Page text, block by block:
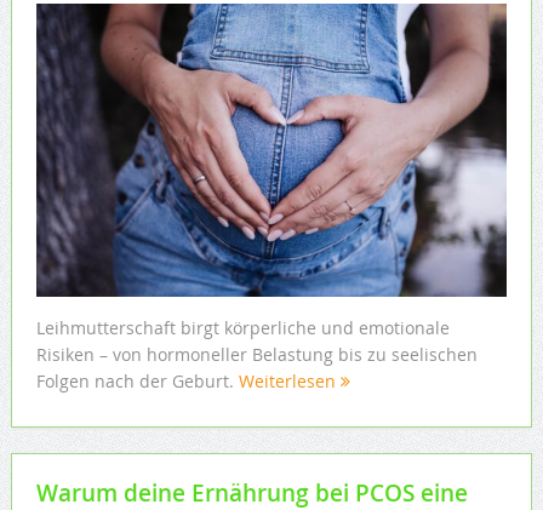
Leihmutterschaft birgt körperliche und emotionale
Risiken – von hormoneller Belastung bis zu seelischen
Folgen nach der Geburt. Weiterlesen
Warum deine Ernährung bei PCOS eine